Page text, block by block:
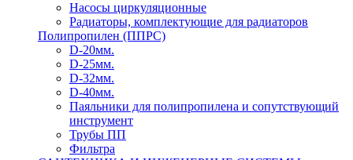
Насосы циркуляционные
Радиаторы, комплектующие для радиаторов
Полипропилен (ППРС)
D-20мм.
D-25мм.
D-32мм.
D-40мм.
Паяльники для полипропилена и сопутствующий
инструмент
Трубы ПП
Фильтра